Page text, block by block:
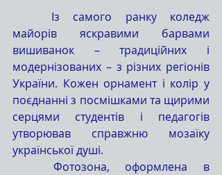
майорів яскравими барвами
вишиванок – традиційних і
модернізованих – з різних регіонів
України. Кожен орнамент і колір у
поєднанні з посмішками та щирими
серцями студентів і педагогів
утворював справжню мозаїку
української душі.